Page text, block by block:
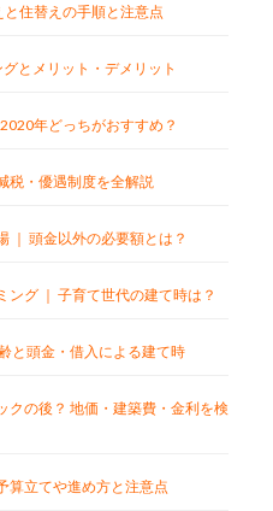
住替えの手順と注意点
とメリット・デメリット
年どっちがおすすめ？
税・優遇制度を全解説
｜ 頭金以外の必要額とは？
グ ｜ 子育て世代の建て時は？
と頭金・借入による建て時
クの後？ 地価・建築費・金利を検
算立てや進め方と注意点